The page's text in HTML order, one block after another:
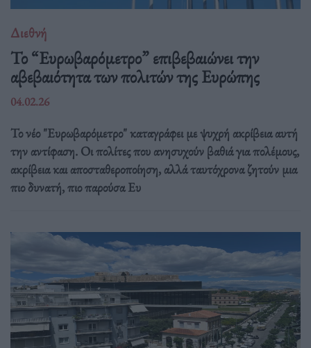
Διεθνή
Το “Ευρωβαρόμετρο” επιβεβαιώνει την
αβεβαιότητα των πολιτών της Ευρώπης
04.02.26
Το νέο "Ευρωβαρόμετρο" καταγράφει με ψυχρή ακρίβεια αυτή
την αντίφαση. Oι πολίτες που ανησυχούν βαθιά για πολέμους,
ακρίβεια και αποσταθεροποίηση, αλλά ταυτόχρονα ζητούν μια
πιο δυνατή, πιο παρούσα Ευ